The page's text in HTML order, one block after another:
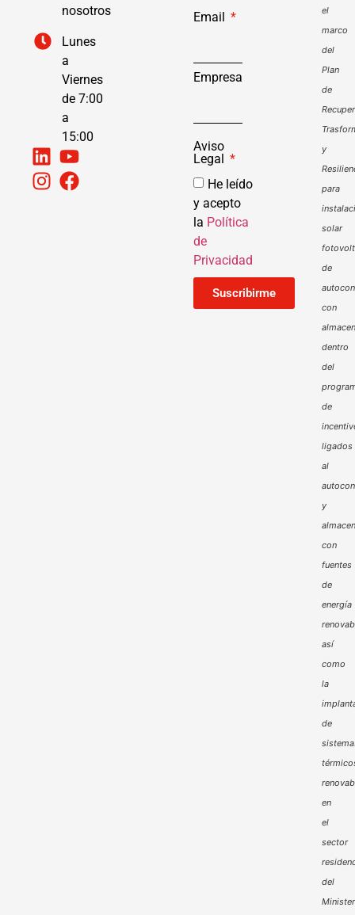
nosotros
Lunes
a
Viernes
de 7:00
a
15:00
Email
Empresa
Aviso
Legal
He leído
y acepto
la Política
de
Privacidad
Suscribirme
el
marco
del
Plan
de
y
para
solar
de
con
dentro
del
de
ligados
al
y
con
fuentes
de
energía
así
como
la
de
en
el
sector
del